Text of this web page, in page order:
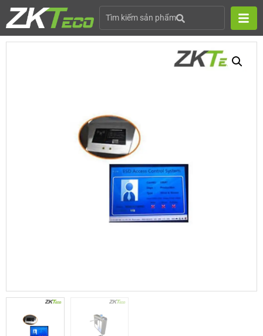
Tìm kiếm sản phẩm